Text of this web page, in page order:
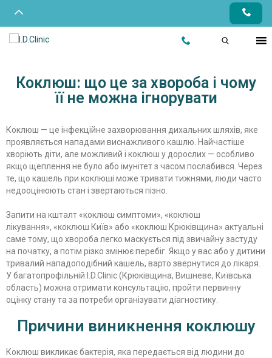
Коклюш: що це за хвороба і чому
її не можна ігнорувати
Коклюш — це інфекційне захворювання дихальних шляхів, яке
проявляється нападами виснажливого кашлю. Найчастіше
хворіють діти, але можливий і коклюш у дорослих — особливо
якщо щеплення не було або імунітет з часом послабився. Через
те, що кашель при коклюші може тривати тижнями, люди часто
недооцінюють стан і звертаються пізно.
Запити на кшталт «коклюш симптоми», «коклюш
лікування», «коклюш Київ» або «коклюш Крюківщина» актуальні
саме тому, що хвороба легко маскується під звичайну застуду
на початку, а потім різко змінює перебіг. Якщо у вас або у дитини
тривалий нападоподібний кашель, варто звернутися до лікаря.
У багатопрофільній I.D.Clinic (Крюківщина, Вишневе, Київська
область) можна отримати консультацію, пройти первинну
оцінку стану та за потреби організувати діагностику.
Причини виникнення коклюшу
Коклюш викликає бактерія, яка передається від людини до